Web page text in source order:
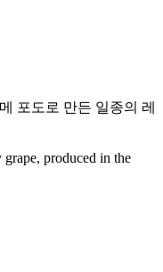
포도로 만든 일종의 레
produced in the